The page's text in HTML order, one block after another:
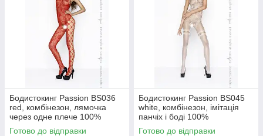
Бодистокинг Passion BS036
red, комбінезон, лямочка
через одне плече 100%
Анонімності
Готово до відправки
Бодистокинг Passion BS045
white, комбінезон, імітація
панчіх і боді 100%
Анонімності
Готово до відправки